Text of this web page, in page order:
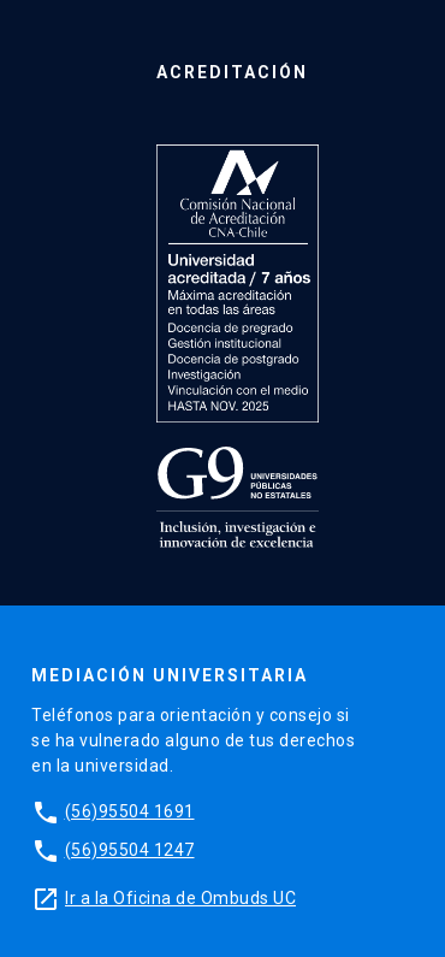
ACREDITACIÓN
MEDIACIÓN UNIVERSITARIA
Teléfonos para orientación y consejo si
se ha vulnerado alguno de tus derechos
en la universidad.
phone (56)95504 1691
phone (56)95504 1247
launch Ir a la Oficina de Ombuds UC